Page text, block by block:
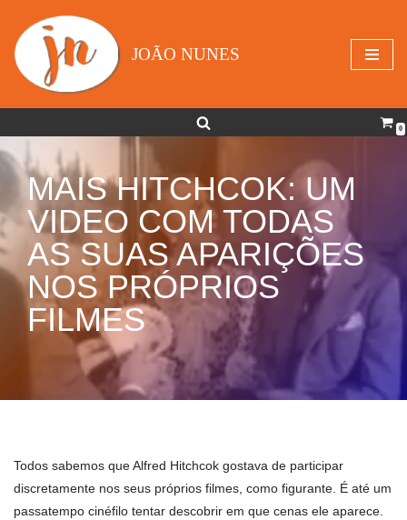
Avançar
para
JOÃO NUNES
0
MAIS HITCHCOK: UM
VIDEO COM TODAS
AS SUAS APARIÇÕES
NOS PRÓPRIOS
FILMES
Todos sabemos que Alfred Hitchcok gostava de participar
discretamente nos seus próprios filmes, como figurante. É até um
passatempo cinéfilo tentar descobrir em que cenas ele aparece.